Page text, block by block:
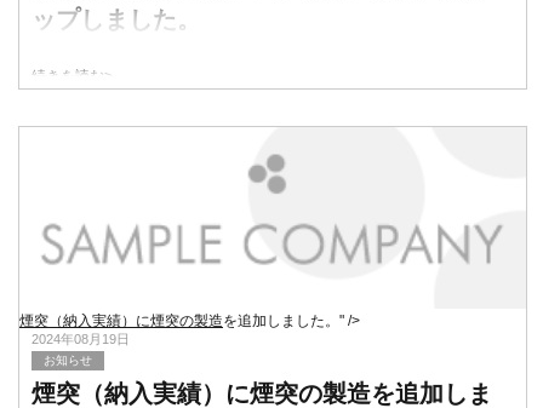
ップしました。
続きを読む>
煙突（納入実績）に煙突の製造を追加しました。" />
2024年08月19日
お知らせ
煙突（納入実績）に煙突の製造を追加しま